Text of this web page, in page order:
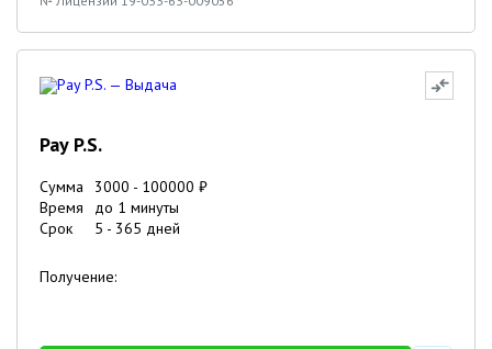
Pay P.S.
Сумма 3000 - 100000 ₽
Время
до 1 минуты
Срок
5 - 365 дней
Получение: